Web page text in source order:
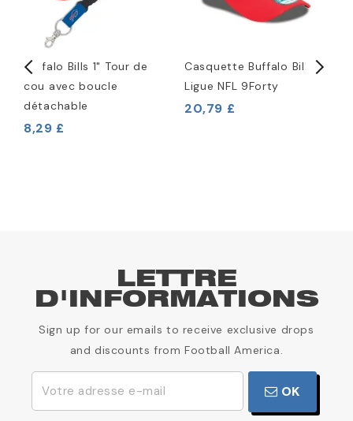
Buffalo Bills 1" Tour de
cou avec boucle
détachable
8,29 £
Casquette Buffalo Bills
Ligue NFL 9Forty
20,79 £
LETTRE
D'INFORMATIONS
Sign up for our emails to receive exclusive drops
and discounts from Football America.
OK